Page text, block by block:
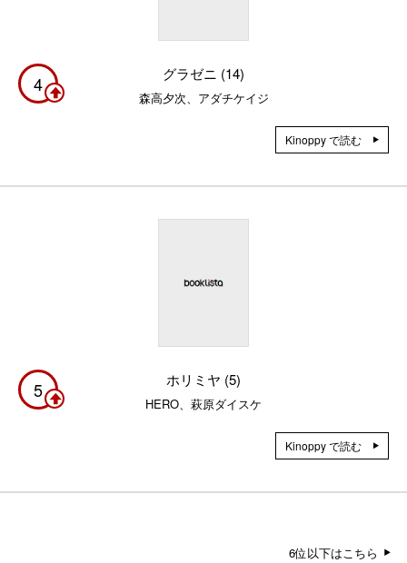
4 グラゼニ (14)
森高夕次、アダチケイジ
Kinoppy で読む
5 ホリミヤ (5)
HERO、萩原ダイスケ
Kinoppy で読む
6位以下はこちら